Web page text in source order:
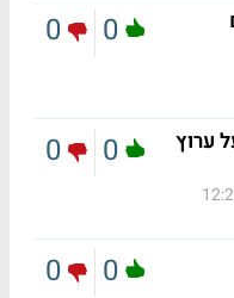
0
0
ערוץ
0
0
0
0